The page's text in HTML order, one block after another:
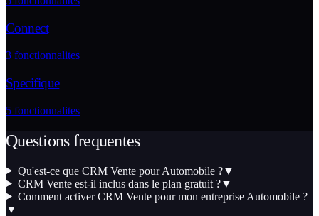
Connect
3 fonctionnalites
Specifique
5 fonctionnalites
Questions frequentes
Qu'est-ce que CRM Vente pour Automobile ?▼
CRM Vente est-il inclus dans le plan gratuit ?▼
Comment activer CRM Vente pour mon entreprise Automobile ?
▼